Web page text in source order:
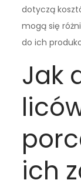
dotyczą
mogą się
do ich
Jak
ich